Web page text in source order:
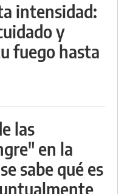
intensidad:
y
fuego hasta
las
en la
sabe qué es